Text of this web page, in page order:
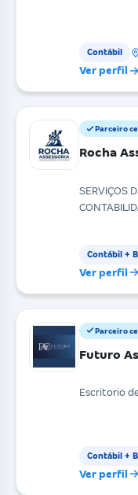
Contábil
Ver perfil
Parceiro
Rocha
SERVIÇOS
Contábil +
Ver perfil
Parceiro
Futuro
Escritorio
Contábil +
Ver perfil